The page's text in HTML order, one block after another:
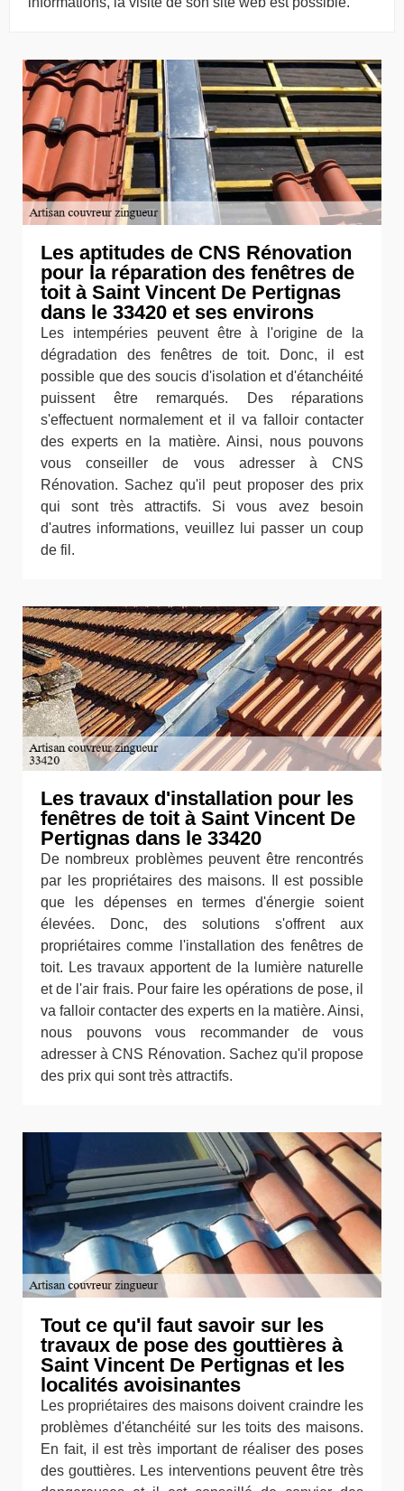
Les aptitudes de CNS Rénovation
pour la réparation des fenêtres de
toit à Saint Vincent De Pertignas
dans le 33420 et ses environs
Les intempéries peuvent être à l'origine de la
dégradation des fenêtres de toit. Donc, il est
possible que des soucis d'isolation et d'étanchéité
puissent être remarqués. Des réparations
s'effectuent normalement et il va falloir contacter
des experts en la matière. Ainsi, nous pouvons
vous conseiller de vous adresser à CNS
Rénovation. Sachez qu'il peut proposer des prix
qui sont très attractifs. Si vous avez besoin
d'autres informations, veuillez lui passer un coup
de fil.
Les travaux d'installation pour les
fenêtres de toit à Saint Vincent De
Pertignas dans le 33420
De nombreux problèmes peuvent être rencontrés
par les propriétaires des maisons. Il est possible
que les dépenses en termes d'énergie soient
élevées. Donc, des solutions s'offrent aux
propriétaires comme l'installation des fenêtres de
toit. Les travaux apportent de la lumière naturelle
et de l'air frais. Pour faire les opérations de pose, il
va falloir contacter des experts en la matière. Ainsi,
nous pouvons vous recommander de vous
adresser à CNS Rénovation. Sachez qu'il propose
des prix qui sont très attractifs.
Tout ce qu'il faut savoir sur les
travaux de pose des gouttières à
Saint Vincent De Pertignas et les
localités avoisinantes
Les propriétaires des maisons doivent craindre les
problèmes d'étanchéité sur les toits des maisons.
En fait, il est très important de réaliser des poses
des gouttières. Les interventions peuvent être très